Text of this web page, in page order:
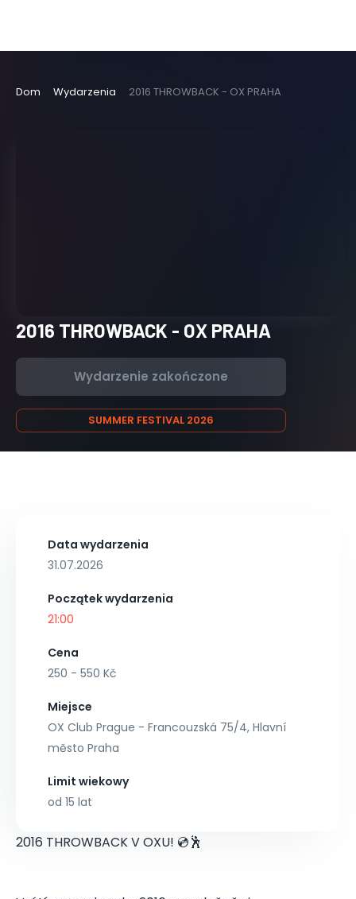
Dom Wydarzenia 2016 THROWBACK - OX PRAHA
2016 THROWBACK - OX PRAHA
Wydarzenie zakończone
SUMMER FESTIVAL 2026
Data wydarzenia
31.07.2026
Początek wydarzenia
21:00
Cena
250 - 550 Kč
Miejsce
OX Club Prague - Francouzská 75/4, Hlavní
město Praha
Limit wiekowy
od 15 lat
2016 THROWBACK V OXU! 💿🕺